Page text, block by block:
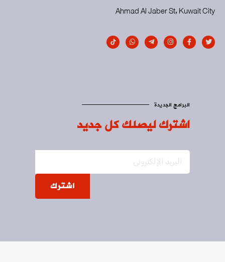
Ahmad Al Jaber St, Kuwait City
البرامج الجديدة
اشترك ليصلك كل جديد
اشترك